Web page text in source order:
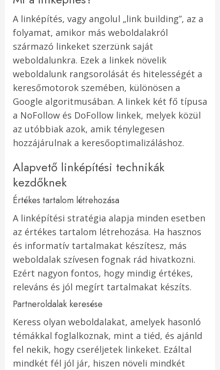
A linképítés, vagy angolul „link building”, az a
folyamat, amikor más weboldalakról
származó linkeket szerzünk saját
weboldalunkra. Ezek a linkek növelik
weboldalunk rangsorolását és hitelességét a
keresőmotorok szemében, különösen a
Google algoritmusában. A linkek két fő típusa
a NoFollow és DoFollow linkek, melyek közül
az utóbbiak azok, amik ténylegesen
hozzájárulnak a keresőoptimalizáláshoz.
Alapvető linképítési technikák
kezdőknek
Értékes tartalom létrehozása
A linképítési stratégia alapja minden esetben
az értékes tartalom létrehozása. Ha hasznos
és informatív tartalmakat készítesz, más
weboldalak szívesen fognak rád hivatkozni.
Ezért nagyon fontos, hogy mindig értékes,
releváns és jól megírt tartalmakat készíts.
Partneroldalak keresése
Keress olyan weboldalakat, amelyek hasonló
témákkal foglalkoznak, mint a tiéd, és ajánld
fel nekik, hogy cseréljetek linkeket. Ezáltal
mindkét fél jól jár, hiszen növeli mindkét